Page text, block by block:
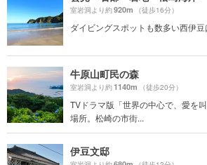
室岩洞より約920m （徒歩16分）
ダイビングスポットも数多い西伊豆
牛原山町民の森
室岩洞より約1140m （徒歩20分）
TVドラマ版「世界の中心で、愛を
場所。松崎の市街...
伊豆文邸